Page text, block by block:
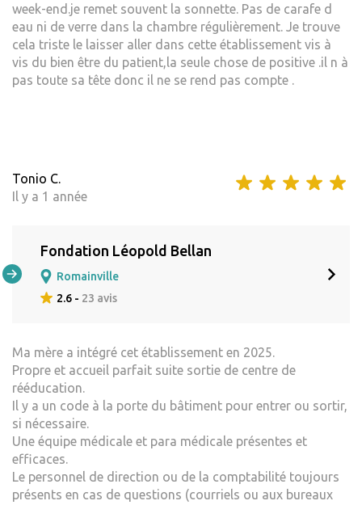
week-end.je remet souvent la sonnette. Pas de carafe d
eau ni de verre dans la chambre régulièrement. Je trouve
cela triste le laisser aller dans cette établissement vis à
vis du bien être du patient,la seule chose de positive .il n à
pas toute sa tête donc il ne se rend pas compte .
Tonio C.
Il y a 1 année
Fondation Léopold Bellan
Romainville
2.6 - 23 avis
Ma mère a intégré cet établissement en 2025.
Propre et accueil parfait suite sortie de centre de
rééducation.
Il y a un code à la porte du bâtiment pour entrer ou sortir,
si nécessaire.
Une équipe médicale et para médicale présentes et
efficaces.
Le personnel de direction ou de la comptabilité toujours
présents en cas de questions (courriels ou aux bureaux